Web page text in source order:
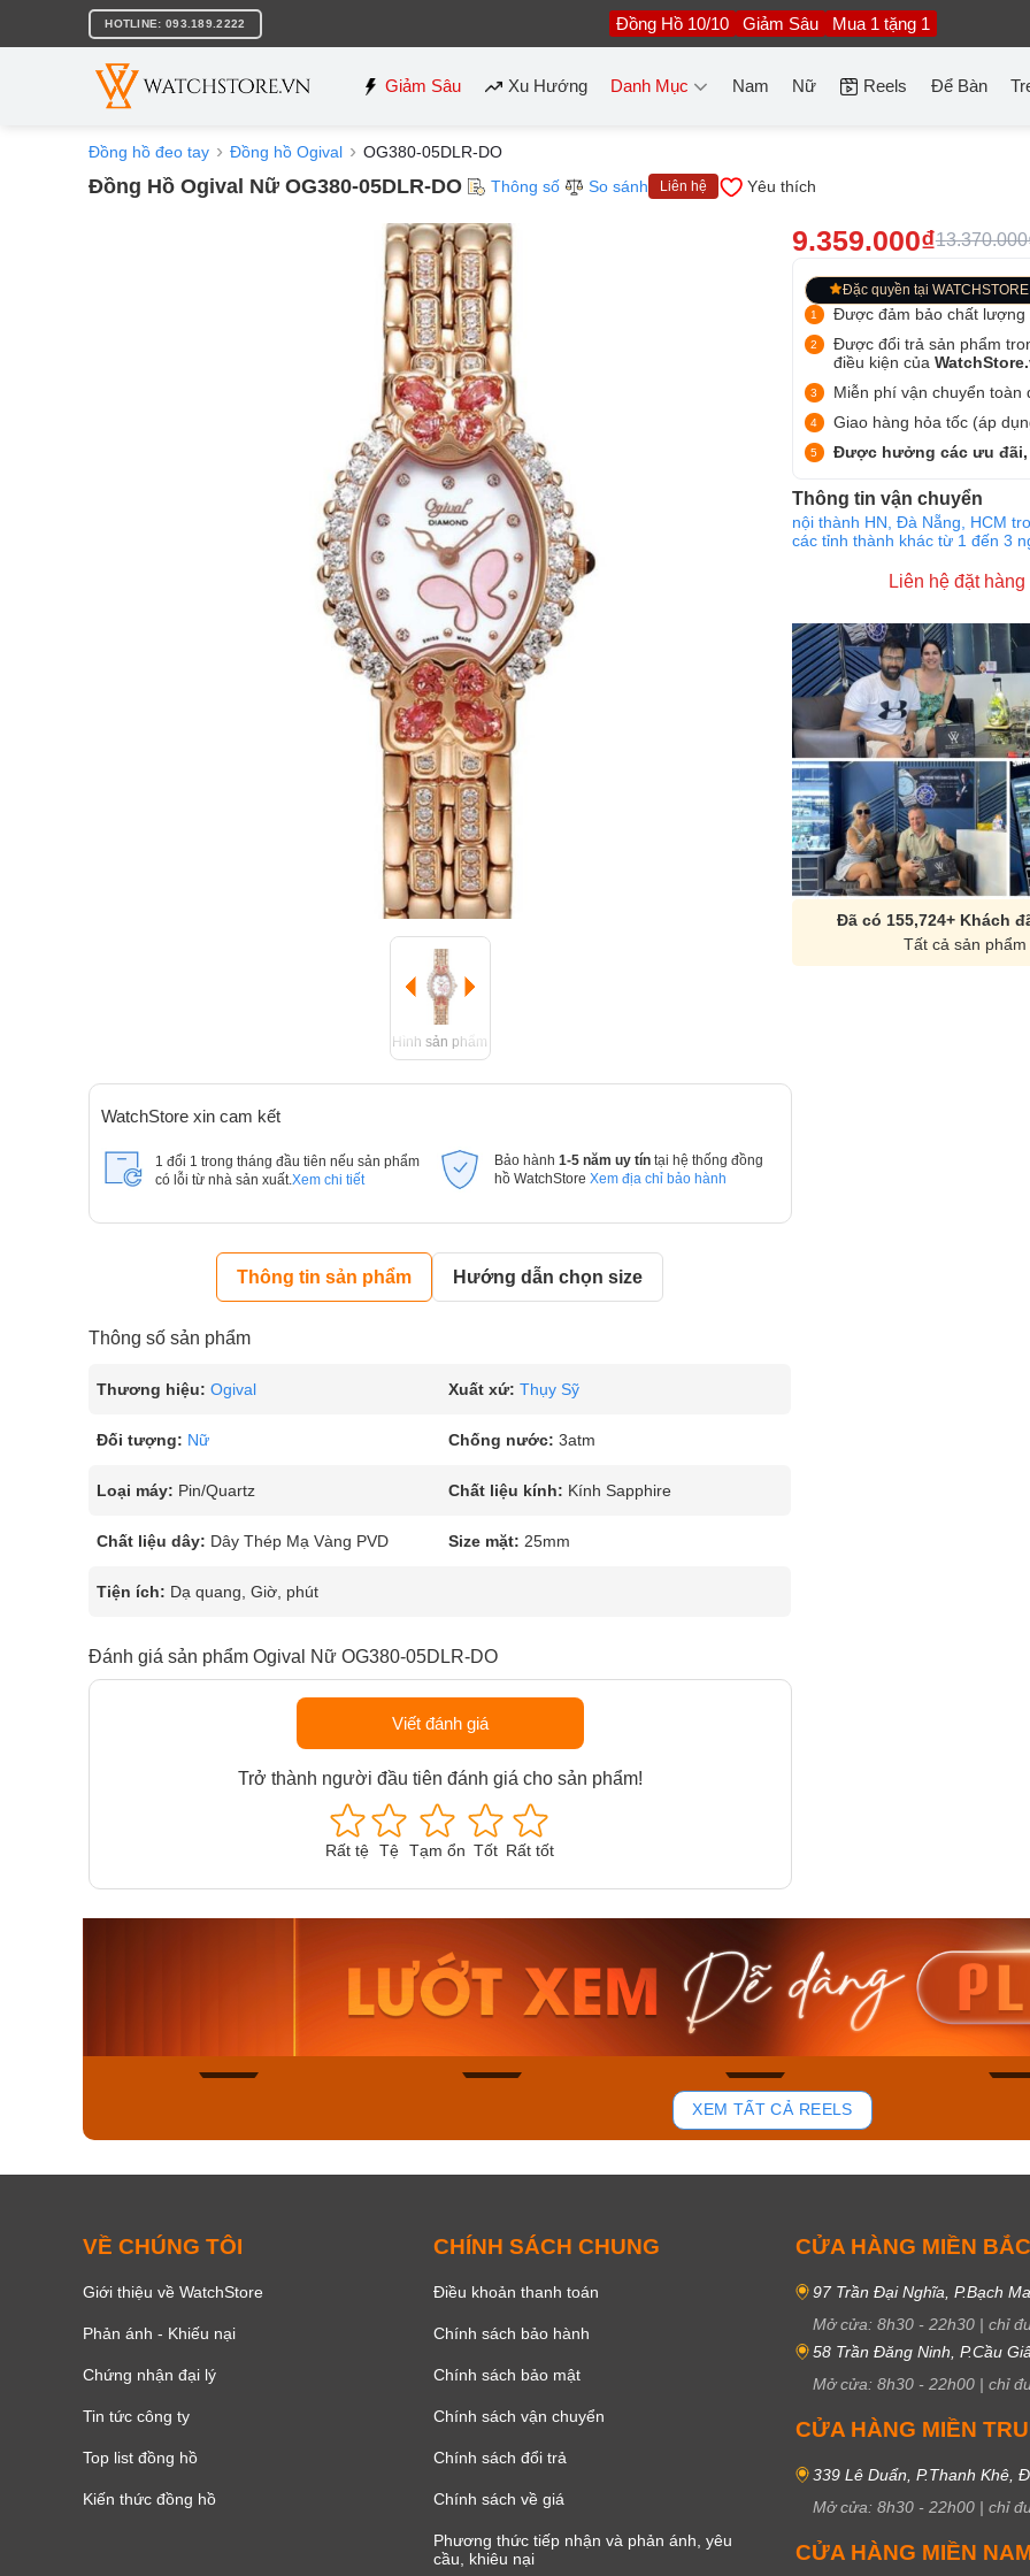
nội
HOTLINE: 093.189.2222 Đồng Hồ 10/10 Giảm Sâu Mua 1 tặng 1
Giảm Sâu Xu Hướng Danh Mục Nam Nữ Reels Để Bàn
Đồng hồ đeo tay Đồng hồ Ogival OG380-05DLR-DO
Đồng Hồ Ogival Nữ OG380-05DLR-DO Thông số So sánh Liên hệ Yêu thích
Hình sản phẩm
WatchStore xin cam kết
1 đổi 1 trong tháng đầu tiên nếu sản phẩm
có lỗi từ nhà sản xuất. Xem chi tiết
Bảo hành 1-5 năm uy tín tại hệ thống đồng
hồ WatchStore Xem địa chỉ bảo hành
Thông tin sản phẩm Hướng dẫn chọn size
Thông số sản phẩm
Thương hiệu: Ogival Xuất xứ: Thụy Sỹ
Đối tượng: Nữ Chống nước: 3atm
Loại máy: Pin/Quartz Chất liệu kính: Kính Sapphire
Chất liệu dây: Dây Thép Mạ Vàng PVD Size mặt: 25mm
Tiện ích: Dạ quang, Giờ, phút
Đánh giá sản phẩm Ogival Nữ OG380-05DLR-DO
Viết đánh giá
Trở thành người đầu tiên đánh giá cho sản phẩm!
Rất tệ Tệ Tạm ổn Tốt Rất tốt
9.359.000₫
Đặc quyền tại WATCHSTORE
Được đảm bảo chất lượng
Được đổi trả sản phẩm
điều kiện của
Miễn phí vận chuyển toàn
Giao hàng hỏa tốc (áp
Được hưởng các ưu đãi,
Thông tin vận chuyển
nội thành HN, Đà Nẵng, HCM
các tỉnh thành khác từ 1 đến 3
Liên hệ đặt hàng
Đã có 155,724+ Khách
Tất cả sản
Casio Nam MTS-
115D-1AVDF
2.823.000₫
2.399.550₫
Mua ngay
43
Casio Nam MTS-
RS100L-1AVDF
4.276.000₫
3.634.600₫
Casio
230EL-
Mua
XEM TẤT CẢ REELS
VỀ CHÚNG TÔI
Giới thiệu về WatchStore
Phản ánh - Khiếu nại
Chứng nhận đại lý
Tin tức công ty
Top list đồng hồ
Kiến thức đồng hồ
CHÍNH SÁCH CHUNG
Điều khoản thanh toán
Chính sách bảo hành
Chính sách bảo mật
Chính sách vận chuyển
Chính sách đổi trả
Chính sách về giá
Phương thức tiếp nhận và phản ánh, yêu
cầu, khiêu nại
CỬA HÀNG MIỀN BẮC
97 Trần Đại Nghĩa, P.Bạch
Mở cửa: 8h30 - 22h30 | chỉ
58 Trần Đăng Ninh, P.Cầu
Mở cửa: 8h30 - 22h00 | chỉ
CỬA HÀNG MIỀN
339 Lê Duẩn, P.Thanh Khê,
Mở cửa: 8h30 - 22h00 | chỉ
CỬA HÀNG MIỀN